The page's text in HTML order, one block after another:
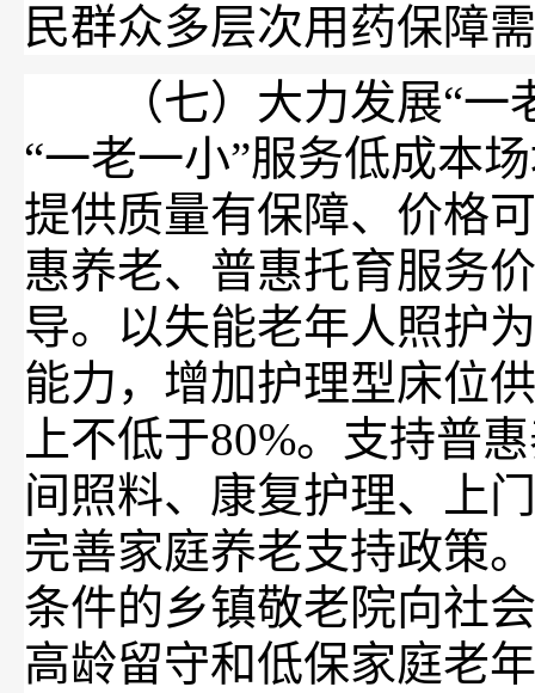
民群众多层次用药保障
（七）大力发展“一
“一老一小”服务低成本
提供质量有保障、价格
惠养老、普惠托育服务
导。以失能老年人照护
能力，增加护理型床位
上不低于80%。支持普
间照料、康复护理、上
完善家庭养老支持政策
条件的乡镇敬老院向社
高龄留守和低保家庭老